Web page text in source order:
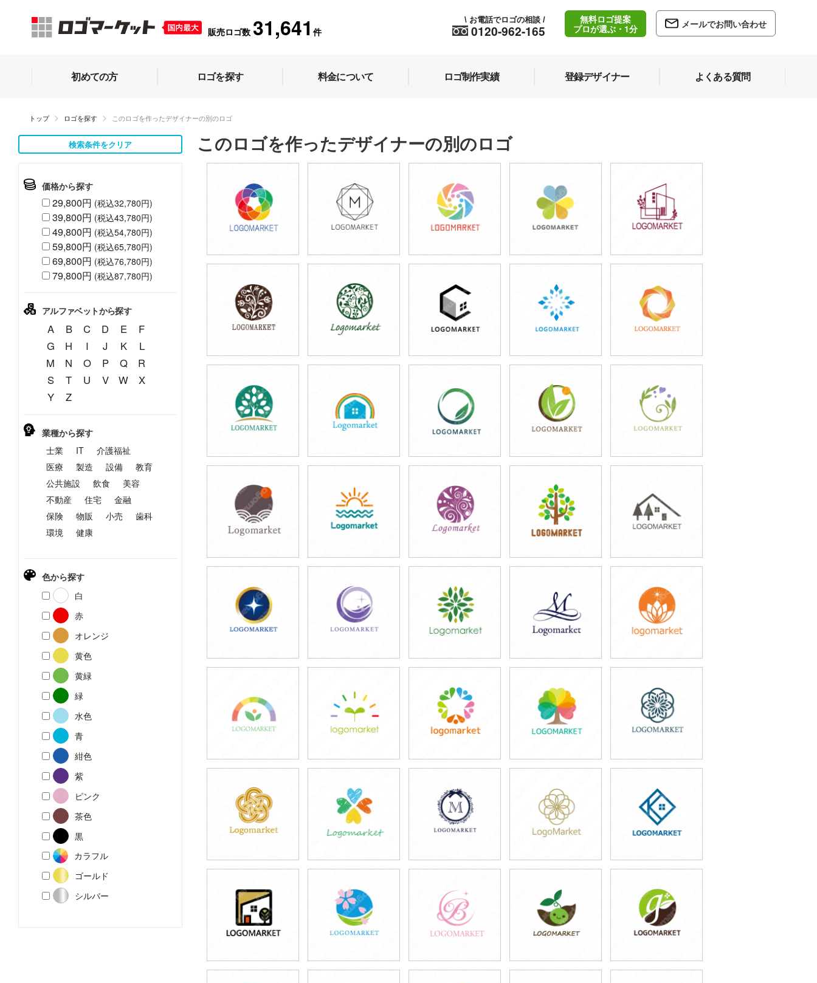
販売ロゴ数 31,641 件 0120-962-165
\ お電話でロゴの相談 /
無料ロゴ提案
プロが選ぶ・1分
メールでお問い合わせ
初めての方 ロゴを探す 料金について ロゴ制作実績 登録デザイナー よくある質問
トップ ロゴを探す このロゴを作ったデザイナーの別のロゴ
検索条件をクリア
価格から探す
29,800円 (税込32,780円)
39,800円 (税込43,780円)
49,800円 (税込54,780円)
59,800円 (税込65,780円)
69,800円 (税込76,780円)
79,800円 (税込87,780円)
アルファベットから探す
A B C D E
F
G
H I J K
L
M
N O P Q
R
S
T U V W
X
Y
Z
業種から探す
士業
IT
介護福祉
医療
製造 設備
教育
公共施設
飲食
美容
不動産
住宅
金融
保険
物販 小売
歯科
環境
健康
色から探す
白
赤
オレンジ
黄色
黄緑
緑
水色
青
紺色
紫
ピンク
茶色
黒
カラフル
ゴールド
シルバー
このロゴを作ったデザイナーの別のロゴ
59,800円
(税込65,780円)
39,800円
(税込43,780円)
49,800円
(税込54,780円)
39,800円
(税込43,780円)
59,800円
(税込65,780円)
49,800円
(税込54,780円) (税込65,780円)
49,800円
(税込54,780円)
49,800円
(税込54,780円)
59,800円
(税込65,780円)
49,800円
(税込54,780円)
39,800円
(税込43,780円)
49,800円
(税込54,780円)
49,800円
(税込54,780円) (税込65,780円)
69,800円
(税込76,780円)
39,800円
(税込43,780円)
49,800円
(税込54,780円)
59,800円
(税込65,780円)
49,800円
(税込54,780円)
(税込43,780円)
49,800円
(税込54,780円)
49,800円
(税込54,780円)
39,800円
(税込43,780円)
49,800円
(税込54,780円)
39,800円
(税込43,780円)
39,800円
(税込43,780円)
39,800円
(税込43,780円)
39,800円
(税込43,780円)
59,800円
(税込65,780円)
49,800円
(税込54,780円)
39,800円
(税込43,780円)
39,800円
(税込43,780円)
49,800円
(税込54,780円)
39,800円
(税込43,780円)